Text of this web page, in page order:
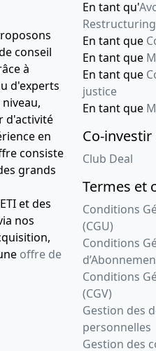
conseil
à
d'experts
d'activité
en
consiste
grands
et des
nos
offre de
En tant qu'
Restructuring
En tant que
En tant que
En tant que
justice
En tant que
Co-
Club Deal
Termes et
Conditions
(CGU)
Conditions
Conditions
(CGV)
Gestion des
personnelles
Gestion des